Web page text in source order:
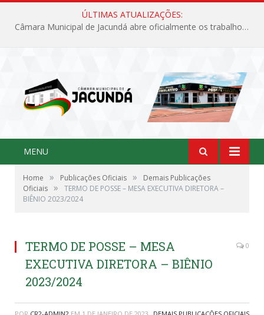
ÚLTIMAS ATUALIZAÇÕES:
Câmara Municipal de Jacundá abre oficialmente os trabalhos legislativos de 2026
MENU
Home » Publicações Oficiais »
Demais Publicações
Oficiais »
TERMO DE POSSE – MESA EXECUTIVA DIRETORA –
BIÊNIO 2023/2024
TERMO DE POSSE – MESA
EXECUTIVA DIRETORA – BIÊNIO
2023/2024
0